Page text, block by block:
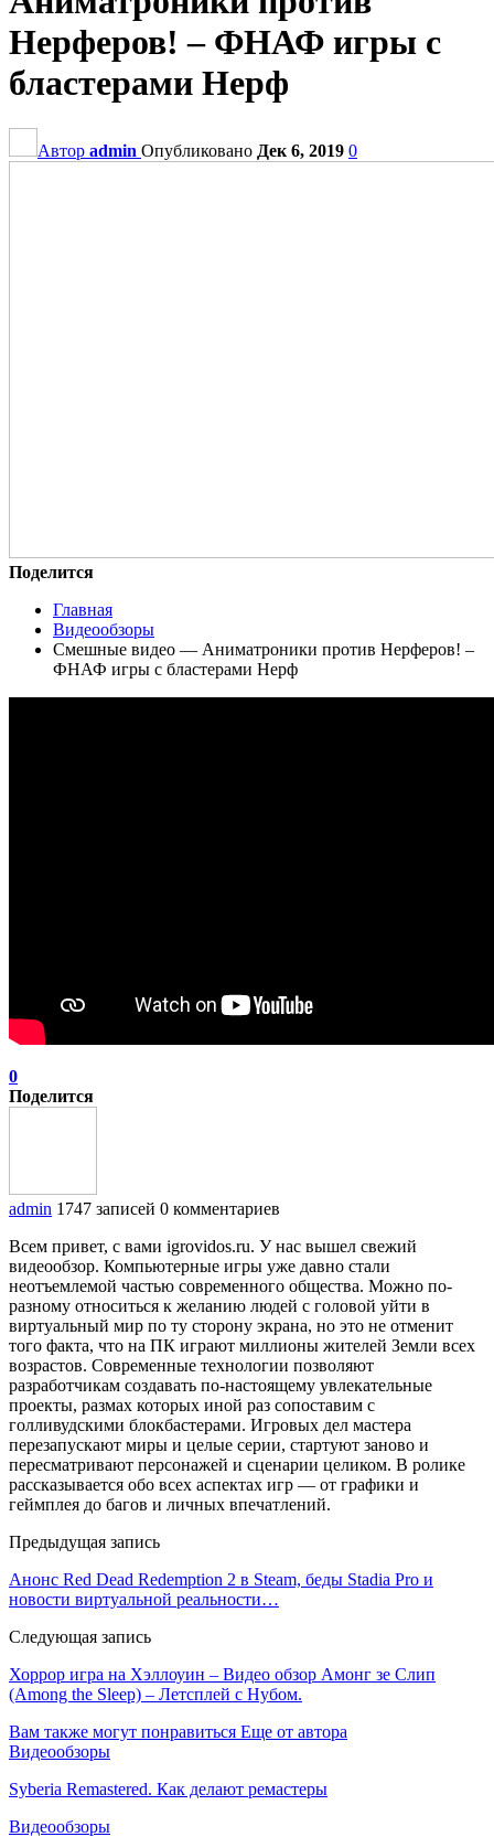
Нерферов! – ФНАФ игры с
бластерами Нерф
Автор admin Опубликовано Дек 6, 2019 0
Поделится
Главная
Видеообзоры
Смешные видео — Аниматроники против Нерферов! –
ФНАФ игры с бластерами Нерф
0
Поделится
admin 1747 записей 0 комментариев
Всем привет, с вами igrovidos.ru. У нас вышел свежий
видеообзор. Компьютерные игры уже давно стали
неотъемлемой частью современного общества. Можно по-
разному относиться к желанию людей с головой уйти в
виртуальный мир по ту сторону экрана, но это не отменит
того факта, что на ПК играют миллионы жителей Земли всех
возрастов. Современные технологии позволяют
разработчикам создавать по-настоящему увлекательные
проекты, размах которых иной раз сопоставим с
голливудскими блокбастерами. Игровых дел мастера
перезапускают миры и целые серии, стартуют заново и
пересматривают персонажей и сценарии целиком. В ролике
рассказывается обо всех аспектах игр — от графики и
геймплея до багов и личных впечатлений.
Предыдущая запись
Анонс Red Dead Redemption 2 в Steam, беды Stadia Pro и
новости виртуальной реальности…
Следующая запись
Хоррор игра на Хэллоуин – Видео обзор Амонг зе Слип
(Among the Sleep) – Летсплей с Нубом.
Вам также могут понравиться Еще от автора
Видеообзоры
Syberia Remastered. Как делают ремастеры
Видеообзоры